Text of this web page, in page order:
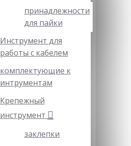
принадлежности
для пайки
Инструмент для
работы с кабелем
комплектующие к
интрументам
Крепежный
инструмент
заклепки